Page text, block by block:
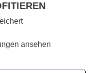
ansehen